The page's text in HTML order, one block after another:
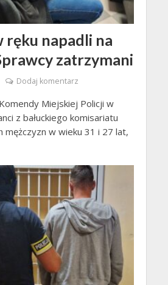
ręku napadli na
zatrzymani
Dodaj komentarz
Miejskiej Policji w
z bałuckiego komisariatu
mężczyzn w wieku 31 i 27 lat,